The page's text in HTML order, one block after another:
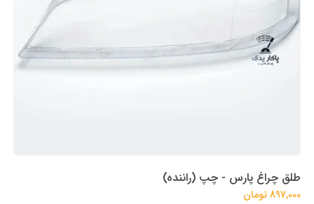
طلق چراغ پارس - چپ (راننده)
897,000 تومان